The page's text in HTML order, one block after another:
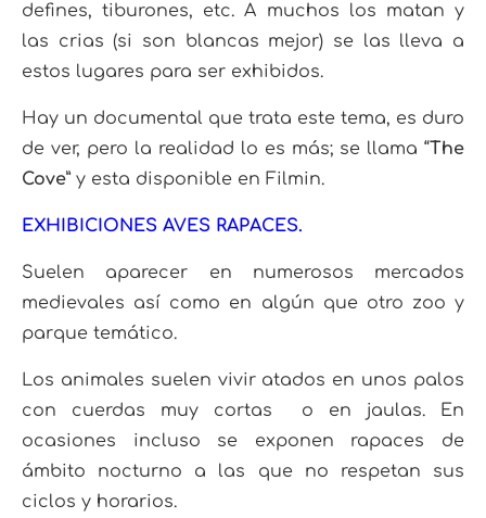
defines, tiburones, etc. A muchos los matan y
las crias (si son blancas mejor) se las lleva a
estos lugares para ser exhibidos.
Hay un documental que trata este tema, es duro
de ver, pero la realidad lo es más; se llama “The
Cove” y esta disponible en Filmin.
EXHIBICIONES AVES RAPACES.
Suelen aparecer en numerosos mercados
medievales así como en algún que otro zoo y
parque temático.
Los animales suelen vivir atados en unos palos
con cuerdas muy cortas o en jaulas. En
ocasiones incluso se exponen rapaces de
ámbito nocturno a las que no respetan sus
ciclos y horarios.